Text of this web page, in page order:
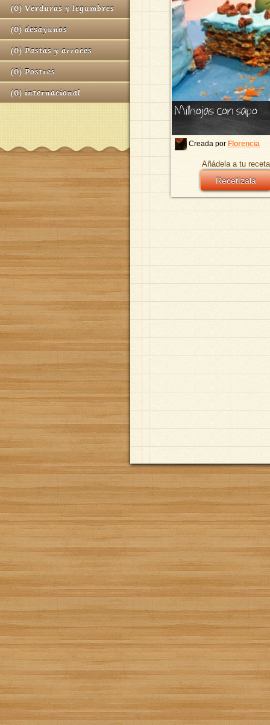
(0) Verduras y legumbres
(0) desayunos
(0) Pastas y arroces
(0) Postres
(0) internacional
Milhojas con sapo
Creada por Florencia
Añádela a tu
Recetízala